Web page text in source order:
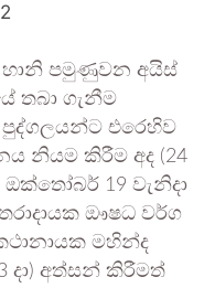
පමුණුවන අයිස්
තබා ගැනීම
එරෙහිව
නියම කිරීම අද (24
19 වැනිදා
ඖෂධ වර්ග
මහින්ද
දා) අත්සන් කිරීමත්